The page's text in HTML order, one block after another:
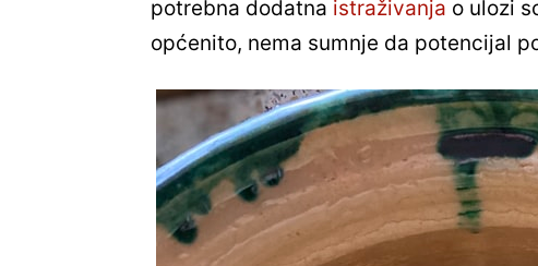
potrebna dodatna istraživanja o ulozi
općenito, nema sumnje da potencijal